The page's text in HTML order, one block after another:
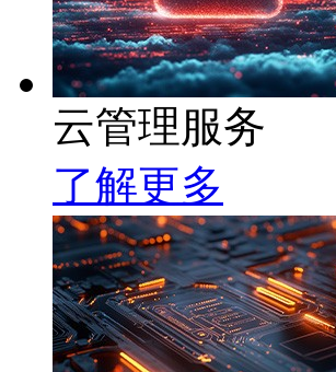
云管理服务
了解更多